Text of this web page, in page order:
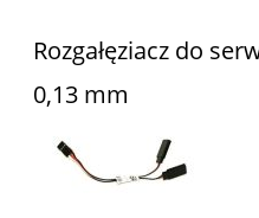
Rozgałęziacz do
0,13 mm